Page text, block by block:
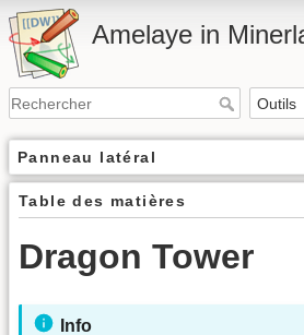
Amelaye in
Panneau latéral
Table des matières
Dragon Tower
Info